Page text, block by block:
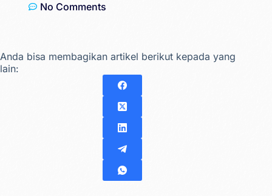
No Comments
Anda bisa membagikan artikel berikut kepada yang
lain: